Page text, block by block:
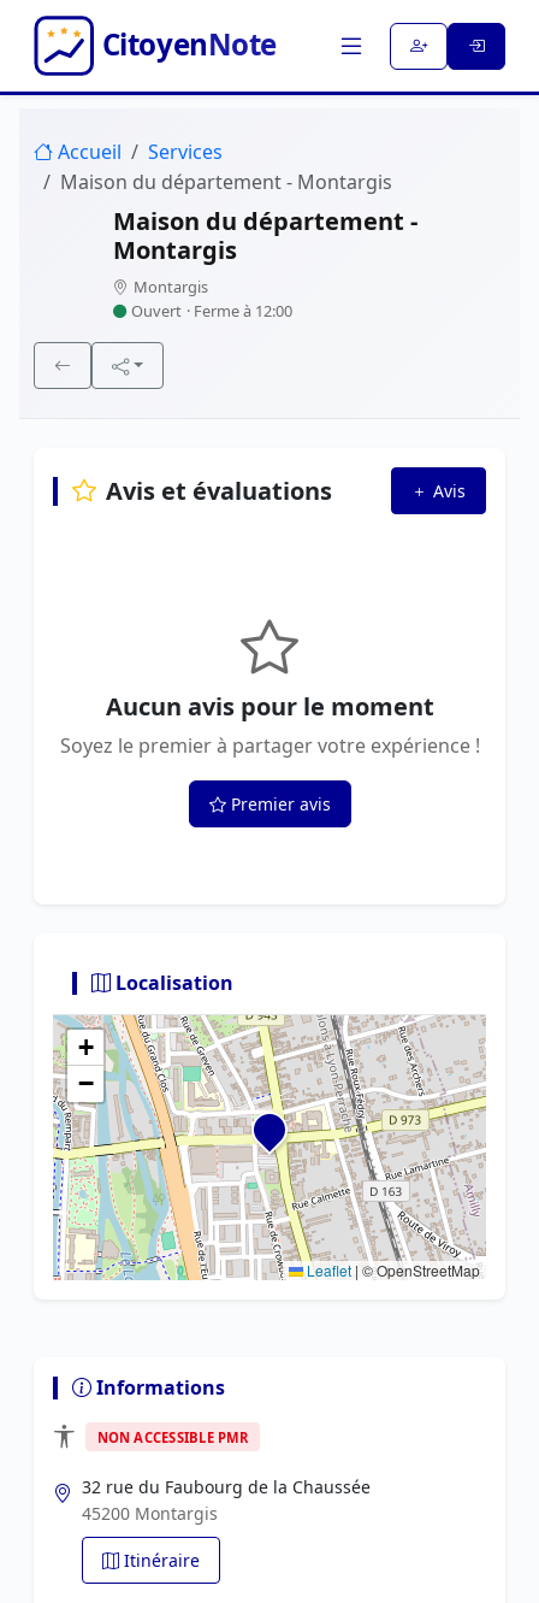
Accueil
Services
Maison du département - Montargis
Maison du département -
Montargis
Montargis
Ouvert · Ferme à 12:00
Avis et évaluations Avis
Aucun avis pour le moment
Soyez le premier à partager votre expérience !
Premier avis
Localisation
+
−
Leaflet | © OpenStreetMap
Informations
NON ACCESSIBLE PMR
32 rue du Faubourg de la Chaussée
45200 Montargis
Itinéraire